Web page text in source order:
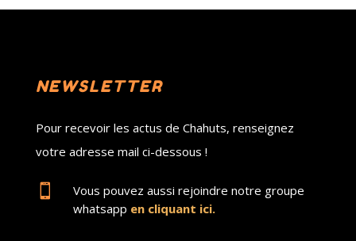
NEWSLETTER
Pour recevoir les actus de Chahuts, renseignez
votre adresse mail ci-dessous !

Vous pouvez aussi rejoindre notre groupe
whatsapp en cliquant ici.